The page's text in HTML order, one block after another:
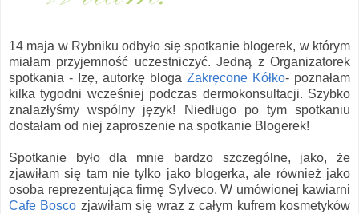
14 maja w Rybniku odbyło się spotkanie blogerek, w którym
miałam przyjemność uczestniczyć. Jedną z Organizatorek
spotkania - Izę, autorkę bloga Zakręcone Kółko- poznałam
kilka tygodni wcześniej podczas dermokonsultacji. Szybko
znalazłyśmy wspólny język! Niedługo po tym spotkaniu
dostałam od niej zaproszenie na spotkanie Blogerek!
Spotkanie było dla mnie bardzo szczególne, jako, że
zjawiłam się tam nie tylko jako blogerka, ale również jako
osoba reprezentująca firmę Sylveco. W umówionej kawiarni
Cafe Bosco zjawiłam się wraz z całym kufrem kosmetyków